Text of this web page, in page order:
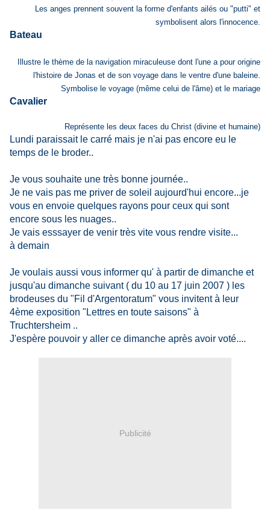
Les anges prennent souvent la forme d'enfants ailés ou "putti" et
symbolisent alors l'innocence.
Bateau
Illustre le thème de la navigation miraculeuse dont l'une a pour origine
l'histoire de Jonas et de son voyage dans le ventre d'une baleine.
Symbolise le voyage (même celui de l'âme) et le mariage
Cavalier
Représente les deux faces du Christ (divine et humaine)
Lundi paraissait le carré mais je n'ai pas encore eu le
temps de le broder..
Je vous souhaite une très bonne journée..
Je ne vais pas me priver de soleil aujourd'hui encore...je
vous en envoie quelques rayons pour ceux qui sont
encore sous les nuages..
Je vais esssayer de venir très vite vous rendre visite...
à demain
Je voulais aussi vous informer qu' à partir de dimanche et
jusqu'au dimanche suivant ( du 10 au 17 juin 2007 ) les
brodeuses du "Fil d'Argentoratum" vous invitent à leur
4ème exposition "Lettres en toute saisons" à
Truchtersheim ..
J'espère pouvoir y aller ce dimanche après avoir voté....
Publicité